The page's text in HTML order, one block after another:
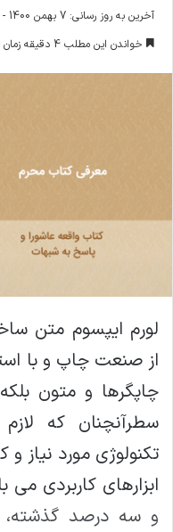
ایمیل
آخرین به روز رسانی: 7 بهمن 1400 - 3:34 ب.ظ
خواندن این مطلب 4 دقیقه زمان میبرد
لورم ایپسوم متن
از صنعت چاپ و با
چاپگرها و متون
سطرآنچنان که
تکنولوژی مورد نیاز
ابزارهای کاربردی
و سه درصد گذشته،